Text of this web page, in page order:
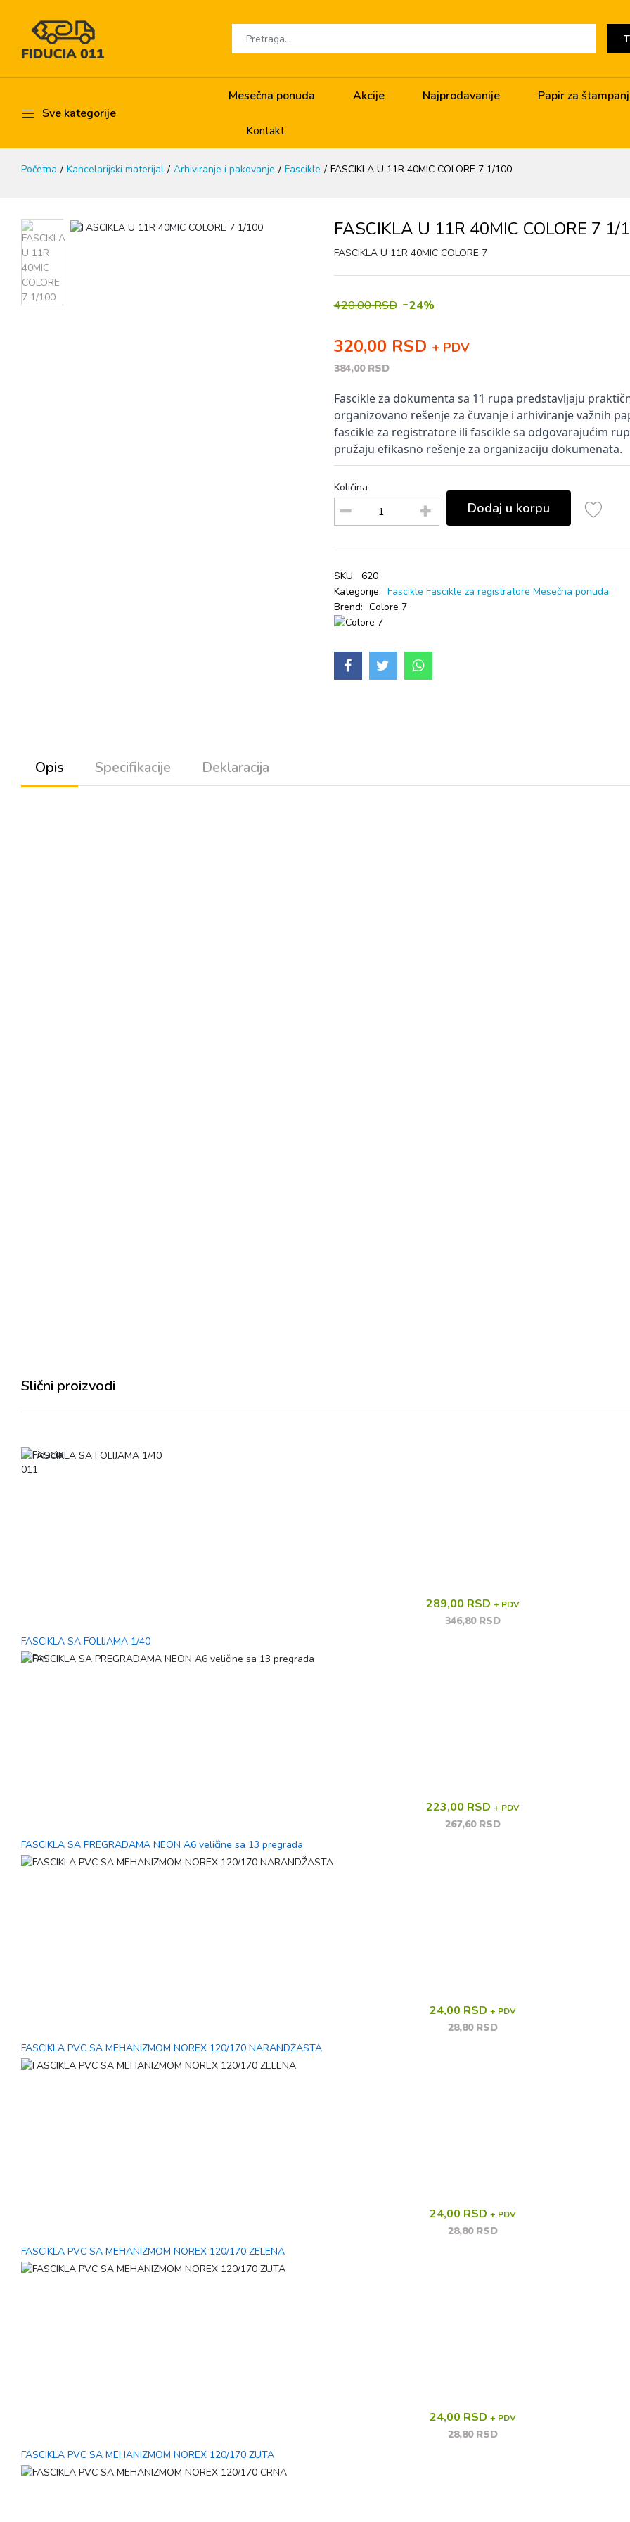
Sve kategorije
Mesečna ponuda Akcije Najprodavanije Papir za
Kontakt
Početna Kancelarijski materijal Arhiviranje i pakovanje Fascikle FASCIKLA U 11R 40MIC COLORE 7 1/100
FASCIKLA U 11R 40MIC COLORE 7 1/
FASCIKLA U 11R 40MIC COLORE 7
420,00 RSD-24%
320,00 RSD + PDV
384,00 RSD
Fascikle za dokumenta sa 11 rupa predstavljaju
organizovano rešenje za čuvanje i arhiviranje važnih
fascikle za registratore ili fascikle sa odgovarajućim
pružaju efikasno rešenje za organizaciju dokumenata.
Količina
Dodaj u korpu
SKU: 620
Kategorije: Fascikle Fascikle za registratore Mesečna ponuda
Brend: Colore 7
Opis Specifikacije Deklaracija
Slični proizvodi
289,00 RSD + PDV
346,80 RSD
FASCIKLA SA FOLIJAMA 1/40
223,00 RSD + PDV
267,60 RSD
FASCIKLA SA PREGRADAMA NEON A6 veličine sa 13 pregrada
24,00 RSD + PDV
28,80 RSD
FASCIKLA PVC SA MEHANIZMOM NOREX 120/170 NARANDŽASTA
24,00 RSD + PDV
28,80 RSD
FASCIKLA PVC SA MEHANIZMOM NOREX 120/170 ZELENA
24,00 RSD + PDV
28,80 RSD
FASCIKLA PVC SA MEHANIZMOM NOREX 120/170 ZUTA